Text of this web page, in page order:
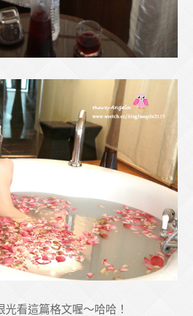
光看這篇格文喔～哈哈！